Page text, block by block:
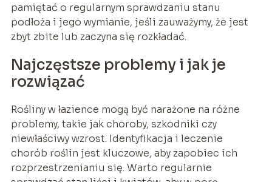
pamiętać o regularnym sprawdzaniu stanu
podłoża i jego wymianie, jeśli zauważymy, że jest
zbyt zbite lub zaczyna się rozkładać.
Najczęstsze problemy i jak je
rozwiązać
Rośliny w łazience mogą być narażone na różne
problemy, takie jak choroby, szkodniki czy
niewłaściwy wzrost. Identyfikacja i leczenie
chorób roślin jest kluczowe, aby zapobiec ich
rozprzestrzenianiu się. Warto regularnie